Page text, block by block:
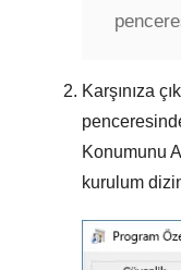
Karşınıza
Konumunu
kurulum